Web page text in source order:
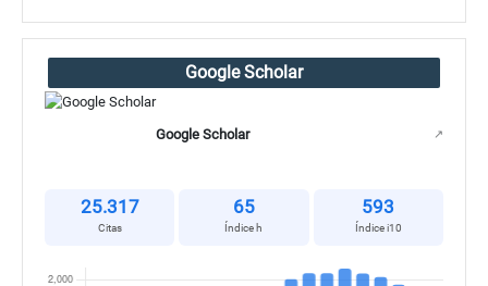
Google Scholar
Google Scholar ↗
25.317
Citas
65
Índice h
593
Índice i10